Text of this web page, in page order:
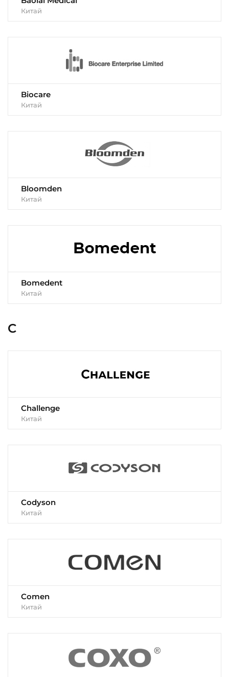
Китай
Biocare
Китай
Bloomden
Китай
Bomedent
Китай
C
Challenge
Китай
Codyson
Китай
Comen
Китай